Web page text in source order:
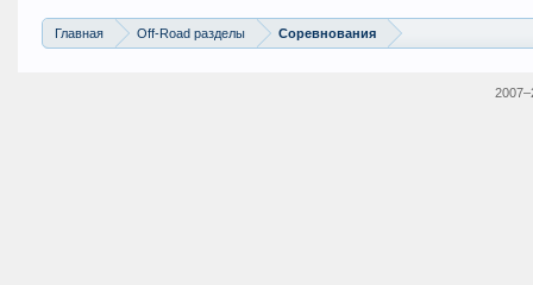
Главная Off-Road разделы Соревнования
2007–